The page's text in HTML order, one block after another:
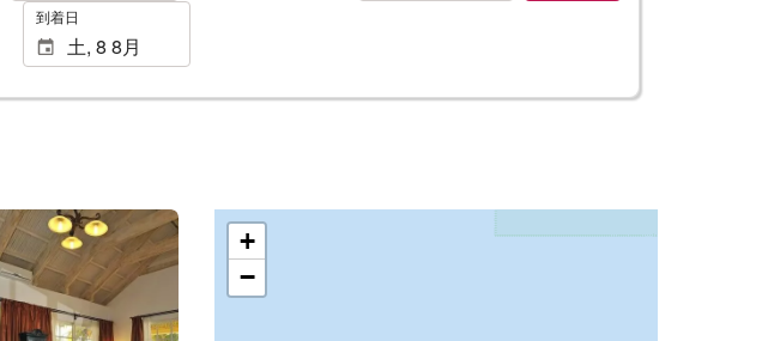
到着日
25 枚の写真を見る
+
−